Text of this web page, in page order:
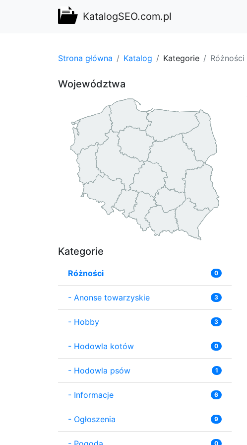
KatalogSEO.com.pl
Strona główna Katalog Kategorie Różności
Województwa
Kategorie
Różności 0
- Anonse towarzyskie 3
- Hobby 3
- Hodowla kotów 0
- Hodowla psów 1
- Informacje 6
- Ogłoszenia 9
0